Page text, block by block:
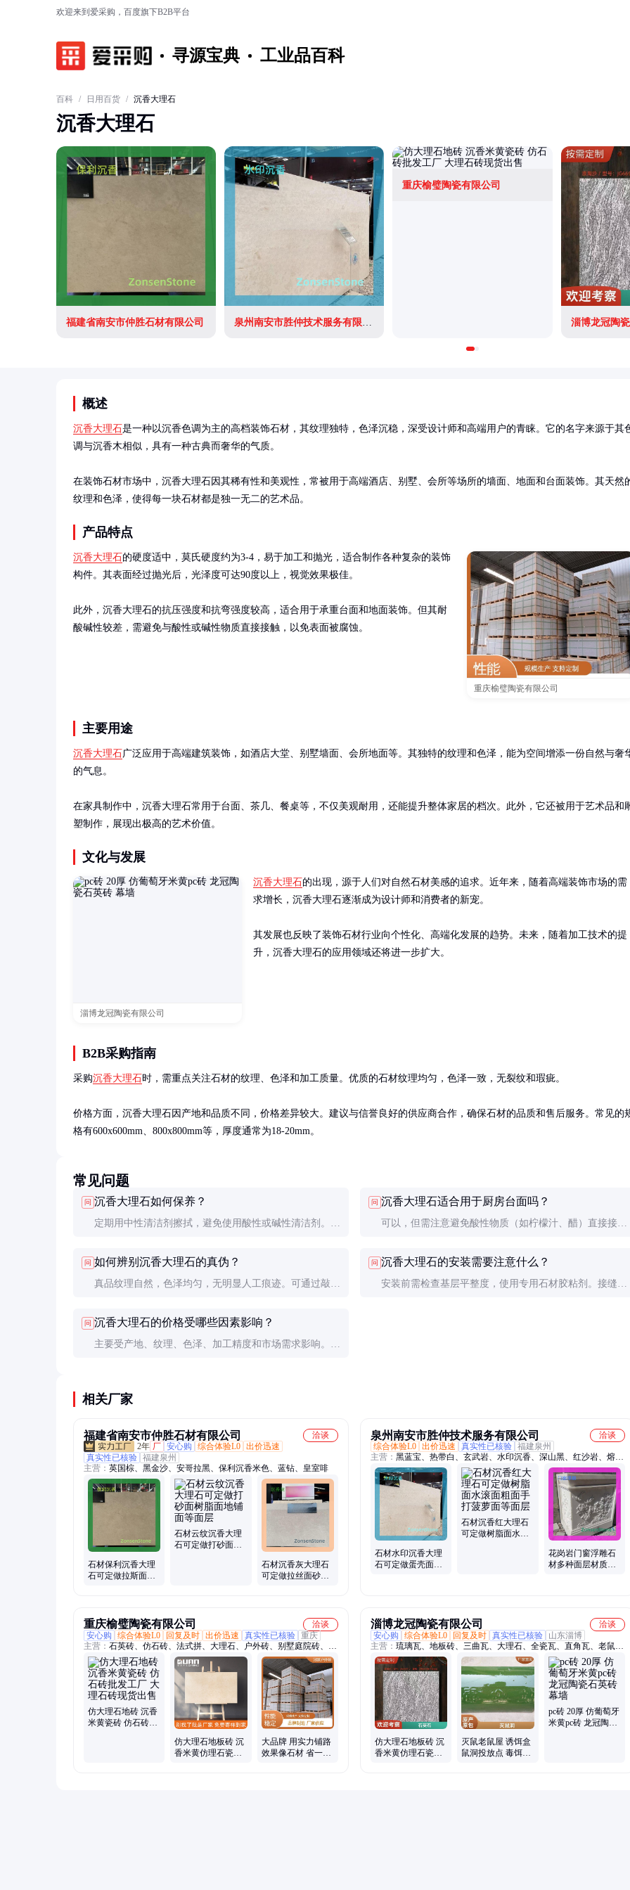
欢迎来到爱采购，百度旗下B2B平台
寻源宝典 工业品百科
百科 / 日用百货 / 沉香大理石
沉香大理石
福建省南安市仲胜石材有限公司 泉州南安市胜仲技术服务有限公司
重庆榆璧陶瓷有限公司
淄博龙冠陶
概述
沉香大理石是一种以沉香色调为主的高档装饰石材，其纹理独特，色泽沉稳，深受设计师和高端用户的青睐。它的名字来源于其
调与沉香木相似，具有一种古典而奢华的气质。
在装饰石材市场中，沉香大理石因其稀有性和美观性，常被用于高端酒店、别墅、会所等场所的墙面、地面和台面装饰。其天然
纹理和色泽，使得每一块石材都是独一无二的艺术品。
产品特点
重庆榆璧陶瓷有限公司
沉香大理石的硬度适中，莫氏硬度约为3-4，易于加工和抛光，适合制作各种复杂的装饰
构件。其表面经过抛光后，光泽度可达90度以上，视觉效果极佳。
此外，沉香大理石的抗压强度和抗弯强度较高，适合用于承重台面和地面装饰。但其耐
酸碱性较差，需避免与酸性或碱性物质直接接触，以免表面被腐蚀。
主要用途
沉香大理石广泛应用于高端建筑装饰，如酒店大堂、别墅墙面、会所地面等。其独特的纹理和色泽，能为空间增添一份自然与奢
的气息。
在家具制作中，沉香大理石常用于台面、茶几、餐桌等，不仅美观耐用，还能提升整体家居的档次。此外，它还被用于艺术品和
塑制作，展现出极高的艺术价值。
文化与发展
淄博龙冠陶瓷有限公司
沉香大理石的出现，源于人们对自然石材美感的追求。近年来，随着高端装饰市场的需
求增长，沉香大理石逐渐成为设计师和消费者的新宠。
其发展也反映了装饰石材行业向个性化、高端化发展的趋势。未来，随着加工技术的提
升，沉香大理石的应用领域还将进一步扩大。
B2B采购指南
采购沉香大理石时，需重点关注石材的纹理、色泽和加工质量。优质的石材纹理均匀，色泽一致，无裂纹和瑕疵。
价格方面，沉香大理石因产地和品质不同，价格差异较大。建议与信誉良好的供应商合作，确保石材的品质和售后服务。常见的
格有600x600mm、800x800mm等，厚度通常为18-20mm。
常见问题
问 沉香大理石如何保养？
定期用中性清洁剂擦拭，避免使用酸性或碱性清洁剂。抛
物品划伤。
问 沉香大理石适合用于厨房台面吗？
可以，但需注意避免酸性物质（如柠檬汁、醋）直接接
问 如何辨别沉香大理石的真伪？
真品纹理自然，色泽均匀，无明显人工痕迹。可通过敲击
问 沉香大理石的安装需要注意什么？
安装前需检查基层平整度，使用专用石材胶粘剂。接缝处
问 沉香大理石的价格受哪些因素影响？
主要受产地、纹理、色泽、加工精度和市场需求影响。纹
相关厂家
福建省南安市仲胜石材有限公司
洽谈
2年 厂 安心购 综合体验L0 出价迅速
真实性已核验 福建泉州
主营： 英国棕、黑金沙、安哥拉黑、保利沉香米色、蓝钻、皇室啡
石材保利沉香大理
石可定做拉斯面磨
石材云纹沉香大理
石可定做打砂面树
石材沉香灰大理石
可定做拉丝面砂岩
泉州南安市胜仲技术服务有限公司
洽谈
综合体验L0 出价迅速 真实性已核验 福建泉州
主营： 黑蓝宝、热带白、玄武岩、水印沉香、深山黑、红沙岩、熔岩
石
石材水印沉香大理
石可定做蛋壳面切
石材沉香红大理石
可定做树脂面水滚
花岗岩门窗浮雕石
材多种面层材质可
重庆榆璧陶瓷有限公司
洽谈
安心购
综合体验L0 回复及时 出价迅速 真实性已核验 重庆
主营： 石英砖、仿石砖、法式拼、大理石、户外砖、别墅庭院砖、园
林景观砖、陶瓷砖、瓷质砖、曲边砖、古堡砖、厚砖、工程砖、防滑
砖、外墙干挂砖、花园洋房砖、pc砖、仿石材砖、陶瓷pc砖、广场
砖、生态地铺石
仿大理石地砖 沉香
米黄瓷砖 仿石砖批
仿大理石地板砖 沉
香米黄仿理石瓷砖
大品牌 用实力铺路
效果像石材 省一半
淄博龙冠陶瓷有限公司
洽谈
安心购
综合体验L0 回复及时 真实性已核验
山东淄博
主营： 琉璃瓦、地板砖、三曲瓦、大理石、全瓷瓦、直角瓦、老鼠
洞、连锁瓦、波浪瓦、工程瓦、通体砖、围墙瓦、外墙砖、竹节瓦、
别墅瓦、罗曼瓦、仿石砖、大红瓦、陶瓷瓦、民用瓦、波形瓦、防滑
瓦、地铺石、pc砖、幕墙砖
仿大理石地板砖 沉
香米黄仿理石瓷砖
灭鼠老鼠屋 诱饵盒
鼠洞投放点 毒饵站
pc砖 20厚 仿葡萄牙
米黄pc砖 龙冠陶瓷